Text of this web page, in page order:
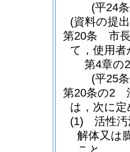
(平24
(資料の提
第20条
市
て，使用
第4章の2
(平25
第20条の2
は，次に
(1)
活性
解体又は